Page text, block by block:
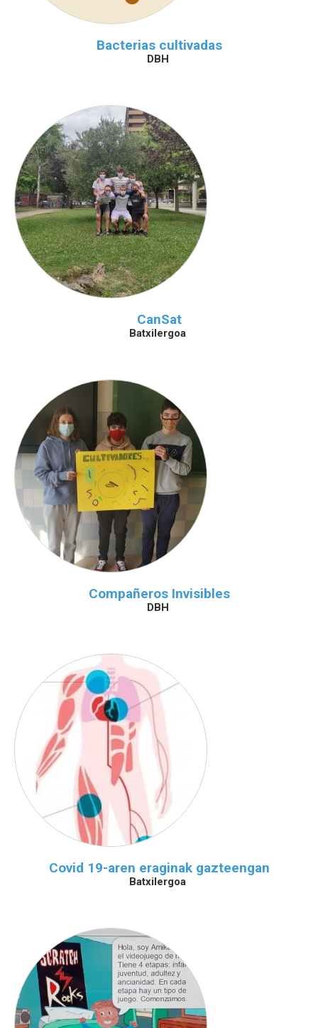
Bacterias cultivadas
DBH
CanSat
Batxilergoa
Compañeros Invisibles
DBH
Covid 19-aren eraginak gazteengan
Batxilergoa